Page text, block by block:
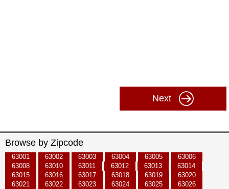
Next
Browse by Zipcode
63001 63002 63003 63004 63005
63006
63008
63010 63011 63012 63013
63014
63015
63016 63017 63018 63019
63020
63021
63022 63023 63024 63025
63026